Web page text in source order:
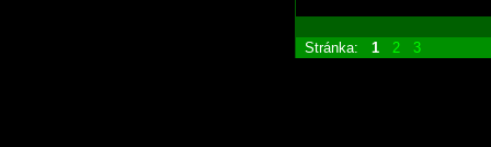
Stránka: 1 2 3